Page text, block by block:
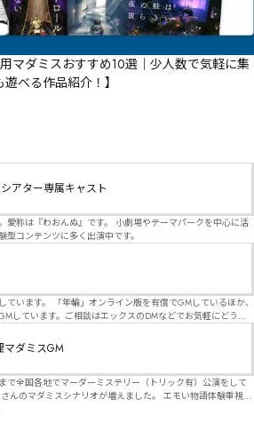
マダミスおすすめ10選｜少人数で気軽に集
べる作品紹介！】
アター専属キャスト
愛称は『わおんぬ』です。 小劇場やテーマパークを中心に活
コンテンツに多く出演中です。
います。 「年輪」オンライン版を有償でGMしているほか、
しています。ご相談はエックスのDMなどでお気軽にどう
マダミスGM
で全国各地でマーダーミステリー（トリック有）公演をして
リーというジャンル名でたくさんあるため、そのようなシナ